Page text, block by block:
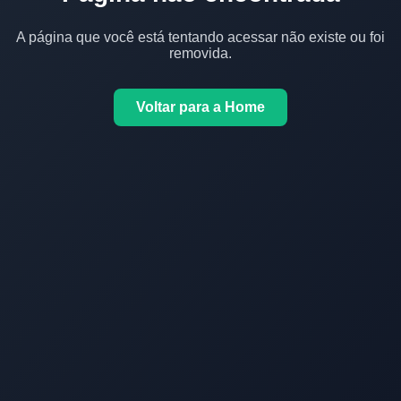
A página que você está tentando acessar não existe ou foi
removida.
Voltar para a Home